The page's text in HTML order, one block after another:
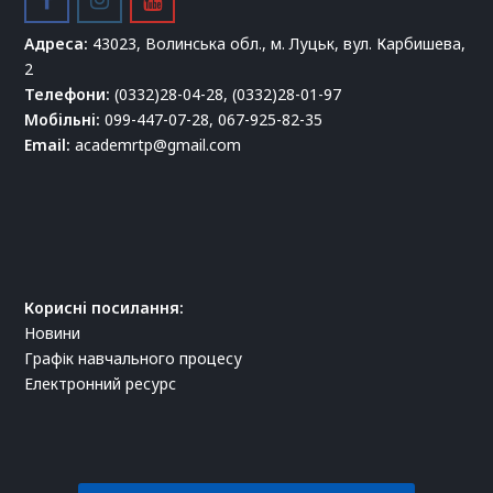
Адреса: 43023, Волинська обл., м. Луцьк, вул. Карбишева,
2
Телефони: (0332)28-04-28, (0332)28-01-97
Мобільні: 099-447-07-28, 067-925-82-35
Email: academrtp@gmail.com
Корисні посилання:
Новини
Графік навчального процесу
Електронний ресурс